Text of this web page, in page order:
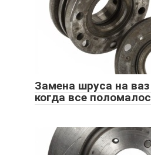
Замена шруса на
когда все